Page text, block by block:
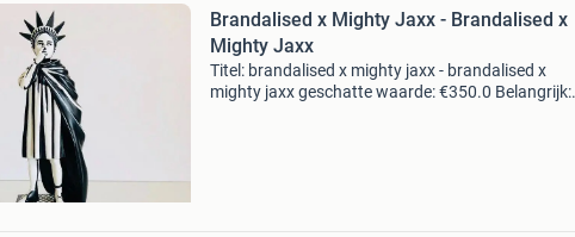
Brandalised x Mighty Jaxx - Brandalised x
Mighty Jaxx
Titel: brandalised x mighty jaxx - brandalised x
mighty jaxx geschatte waarde: €350.0 Belangrijk: